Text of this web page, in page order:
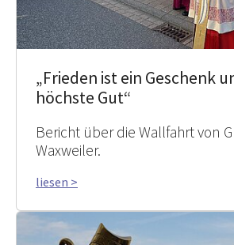
„Frieden ist ein Geschenk
höchste Gut“
Bericht über die Wallfahrt von
Waxweiler.
liesen >